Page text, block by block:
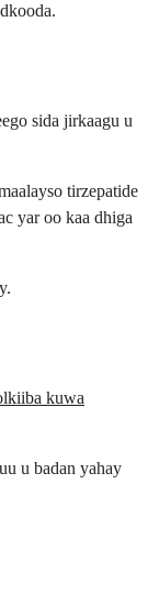
sida jirkaagu u
tirzepatide
yar oo kaa dhiga
kuwa
u badan yahay